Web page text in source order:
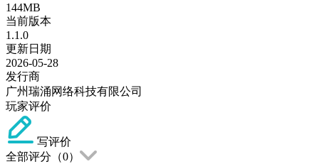
144MB
当前版本
1.1.0
更新日期
2026-05-28
发行商
广州瑞涌网络科技有限公司
玩家评价
写评价
全部评分（0）